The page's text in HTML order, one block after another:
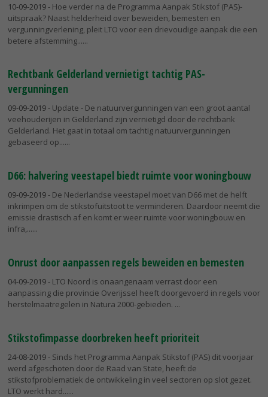
10-09-2019- Hoe verder na de Programma Aanpak Stikstof (PAS)-
uitspraak? Naast helderheid over beweiden, bemesten en
vergunningverlening, pleit LTO voor een drievoudige aanpak die een
betere afstemming...
Rechtbank Gelderland vernietigt tachtig PAS-
vergunningen
09-09-2019- Update - De natuurvergunningen van een groot aantal
veehouderijen in Gelderland zijn vernietigd door de rechtbank
Gelderland. Het gaat in totaal om tachtig natuurvergunningen
gebaseerd op...
D66: halvering veestapel biedt ruimte voor woningbouw
09-09-2019- De Nederlandse veestapel moet van D66 met de helft
inkrimpen om de stikstofuitstoot te verminderen. Daardoor neemt die
emissie drastisch af en komt er weer ruimte voor woningbouw en
infra,...
Onrust door aanpassen regels beweiden en bemesten
04-09-2019- LTO Noord is onaangenaam verrast door een
aanpassing die provincie Overijssel heeft doorgevoerd in regels voor
herstelmaatregelen in Natura 2000-gebieden.
Stikstofimpasse doorbreken heeft prioriteit
24-08-2019- Sinds het Programma Aanpak Stikstof (PAS) dit voorjaar
werd afgeschoten door de Raad van State, heeft de
stikstofproblematiek de ontwikkeling in veel sectoren op slot gezet.
LTO werkt hard...